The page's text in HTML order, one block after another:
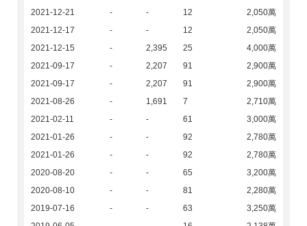
2021-12-21
- - 12
2,050萬
2021-12-17
- - 12
2,050萬
2021-12-15
- 2,395 25
4,000萬
2021-09-17
- 2,207 91
2,900萬
2021-09-17
- 2,207 91
2,900萬
2021-08-26
- 1,691 7
2,710萬
2021-02-11
- - 61
3,000萬
2021-01-26
- - 92
2,780萬
2021-01-26
- - 92
2,780萬
2020-08-20
- - 65
3,200萬
2020-08-10
- - 81
2,280萬
2019-07-16
- - 63
3,250萬